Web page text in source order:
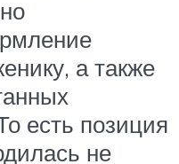
а также
есть позиция
не